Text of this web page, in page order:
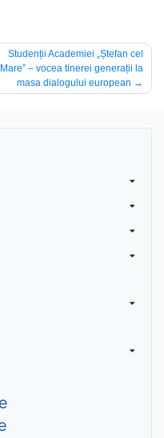
Studenții Academiei „Ștefan cel
Mare” – vocea tinerei generații la
masa dialogului european